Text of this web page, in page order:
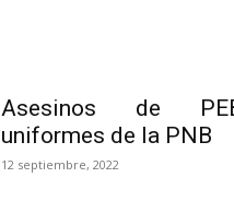
Asesinos de
uniformes de la PNB
12 septiembre, 2022